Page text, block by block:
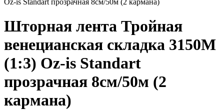
Oz-is Standart прозрачная 8см/50м (2 кармана)
Шторная лента Тройная
венецианская складка 3150M
(1:3) Oz-is Standart
прозрачная 8см/50м (2
кармана)